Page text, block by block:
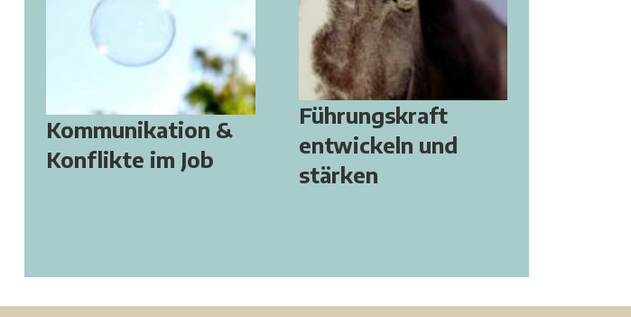
Kommunikation &
Konflikte im Job
Führungskraft
entwickeln und
stärken